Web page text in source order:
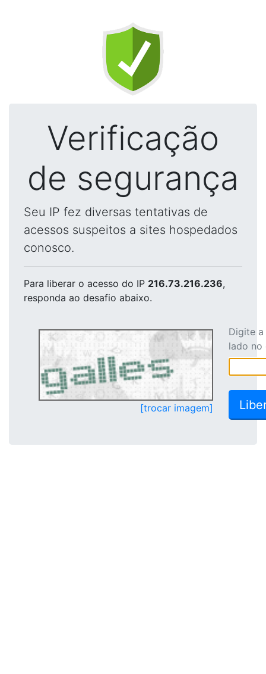
Verificação
de segurança
Seu IP fez diversas tentativas de
acessos suspeitos a sites hospedados
conosco.
Para liberar o acesso do IP 216.73.216.236,
responda ao desafio abaixo.
[trocar imagem]
Digite
lado no